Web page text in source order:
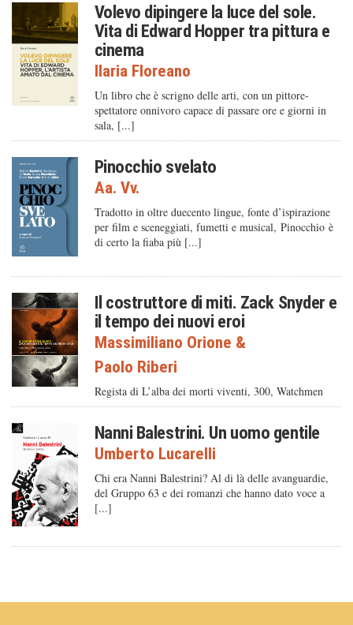
Volevo dipingere la luce del sole.
Vita di Edward Hopper tra pittura e
cinema
Ilaria Floreano
Un libro che è scrigno delle arti, con un pittore-
spettatore onnivoro capace di passare ore e giorni in
sala, [...]
Pinocchio svelato
Aa. Vv.
Tradotto in oltre duecento lingue, fonte d’ispirazione
per film e sceneggiati, fumetti e musical, Pinocchio è
di certo la fiaba più [...]
Il costruttore di miti. Zack Snyder e
il tempo dei nuovi eroi
Massimiliano Orione &
Paolo Riberi
Regista di L’alba dei morti viventi, 300, Watchmen
Nanni Balestrini. Un uomo gentile
Umberto Lucarelli
Chi era Nanni Balestrini? Al di là delle avanguardie,
del Gruppo 63 e dei romanzi che hanno dato voce a
[...]